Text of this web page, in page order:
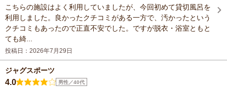
こちらの施設はよく利用していましたが、今回初めて貸切風呂を
利用しました。良かったクチコミがある一方で、汚かったという
クチコミもあったので正直不安でした。ですが脱衣・浴室ともと
ても綺...
投稿日：2026年7月29日
ジャグスポーツ
4.0 男性／40代